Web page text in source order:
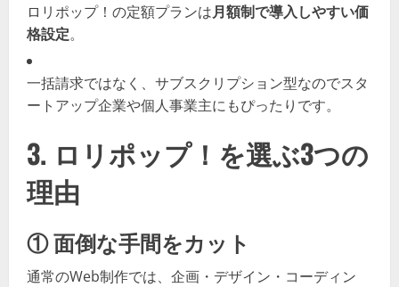
ロリポップ！の定額プランは月額制で導入しやすい価
格設定。
一括請求ではなく、サブスクリプション型なのでスタ
ートアップ企業や個人事業主にもぴったりです。
3. ロリポップ！を選ぶ3つの
理由
① 面倒な手間をカット
通常のWeb制作では、企画・デザイン・コーディン